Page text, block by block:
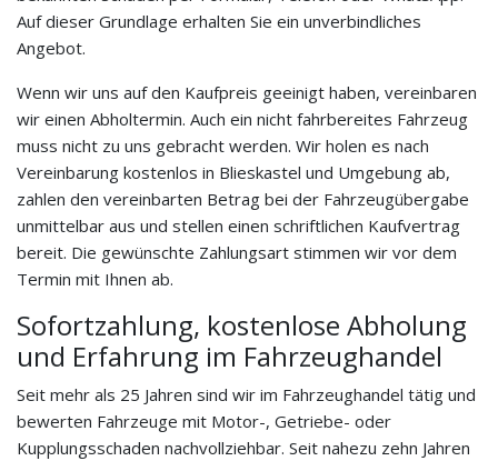
Auf dieser Grundlage erhalten Sie ein unverbindliches
Angebot.
Wenn wir uns auf den Kaufpreis geeinigt haben, vereinbaren
wir einen Abholtermin. Auch ein nicht fahrbereites Fahrzeug
muss nicht zu uns gebracht werden. Wir holen es nach
Vereinbarung kostenlos in Blieskastel und Umgebung ab,
zahlen den vereinbarten Betrag bei der Fahrzeugübergabe
unmittelbar aus und stellen einen schriftlichen Kaufvertrag
bereit. Die gewünschte Zahlungsart stimmen wir vor dem
Termin mit Ihnen ab.
Sofortzahlung, kostenlose Abholung
und Erfahrung im Fahrzeughandel
Seit mehr als 25 Jahren sind wir im Fahrzeughandel tätig und
bewerten Fahrzeuge mit Motor-, Getriebe- oder
Kupplungsschaden nachvollziehbar. Seit nahezu zehn Jahren